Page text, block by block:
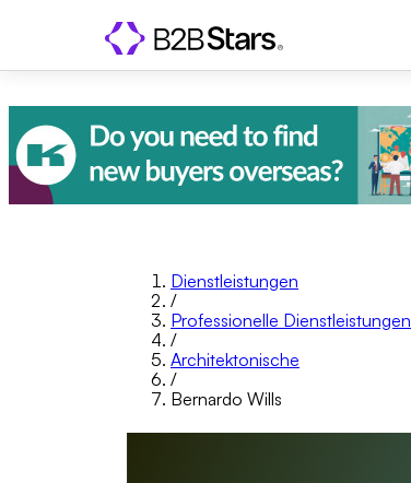
Dienstleistungen
/
Professionelle Dienstleistungen
/
Architektonische
/
Bernardo Wills